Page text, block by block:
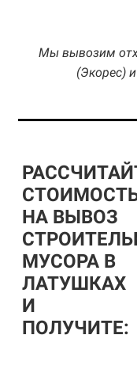
Мы вывозим
(Экорес)
НА ВЫВОЗ
МУСОРА В
ЛАТУШКАХ
И
ПОЛУЧИТЕ: